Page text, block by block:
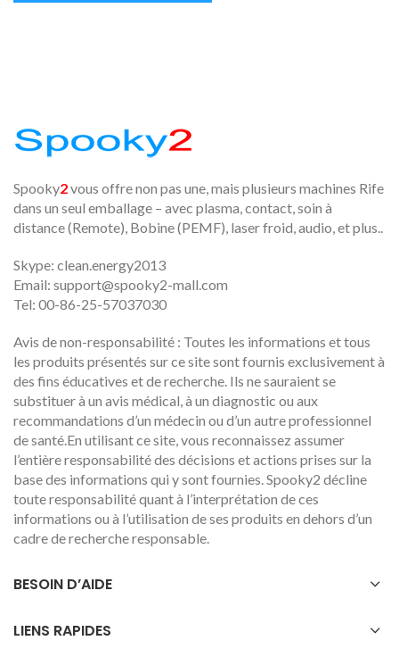
Spooky2vous offre non pas une, mais plusieurs machines Rife
dans un seul emballage – avec plasma, contact, soin à
distance (Remote), Bobine (PEMF), laser froid, audio, et plus..
Skype: clean.energy2013
Email: support@spooky2-mall.com
Tel: 00-86-25-57037030
Avis de non-responsabilité : Toutes les informations et tous
les produits présentés sur ce site sont fournis exclusivement à
des fins éducatives et de recherche. Ils ne sauraient se
substituer à un avis médical, à un diagnostic ou aux
recommandations d’un médecin ou d’un autre professionnel
de santé.En utilisant ce site, vous reconnaissez assumer
l’entière responsabilité des décisions et actions prises sur la
base des informations qui y sont fournies. Spooky2 décline
toute responsabilité quant à l’interprétation de ces
informations ou à l’utilisation de ses produits en dehors d’un
cadre de recherche responsable.
BESOIN D’AIDE
LIENS RAPIDES